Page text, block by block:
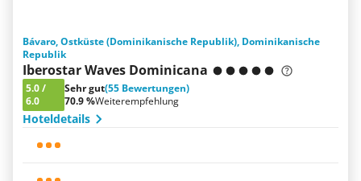
Bávaro, Ostküste (Dominikanische Republik), Dominikanische
Republik
Iberostar Waves Dominicana
5.0/
6.0
Sehr gut(55 Bewertungen)
70.9 %Weiterempfehlung
Hoteldetails